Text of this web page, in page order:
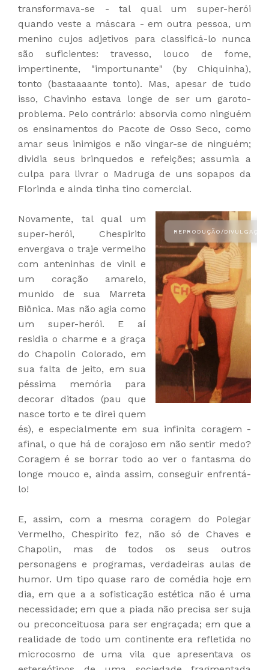
transformava-se - tal qual um super-herói
quando veste a máscara - em outra pessoa, um
menino cujos adjetivos para classificá-lo nunca
são suficientes: travesso, louco de fome,
impertinente, "importunante" (by Chiquinha),
tonto (bastaaaante tonto). Mas, apesar de tudo
isso, Chavinho estava longe de ser um garoto-
problema. Pelo contrário: absorvia como ninguém
os ensinamentos do Pacote de Osso Seco, como
amar seus inimigos e não vingar-se de ninguém;
dividia seus brinquedos e refeições; assumia a
culpa para livrar o Madruga de uns sopapos da
Florinda e ainda tinha tino comercial.
Novamente, tal qual um
super-herói, Chespirito
envergava o traje vermelho
com anteninhas de vinil e
um coração amarelo,
munido de sua Marreta
Biônica. Mas não agia como
um super-herói. E aí
residia o charme e a graça
do Chapolin Colorado, em
sua falta de jeito, em sua
péssima memória para
decorar ditados (pau que
nasce torto e te direi quem
és), e especialmente em sua infinita coragem -
afinal, o que há de corajoso em não sentir medo?
Coragem é se borrar todo ao ver o fantasma do
longe mouco e, ainda assim, conseguir enfrentá-
lo!
E, assim, com a mesma coragem do Polegar
Vermelho, Chespirito fez, não só de Chaves e
Chapolin, mas de todos os seus outros
personagens e programas, verdadeiras aulas de
humor. Um tipo quase raro de comédia hoje em
dia, em que a a sofisticação estética não é uma
necessidade; em que a piada não precisa ser suja
ou preconceituosa para ser engraçada; em que a
realidade de todo um continente era refletida no
microcosmo de uma vila que apresentava os